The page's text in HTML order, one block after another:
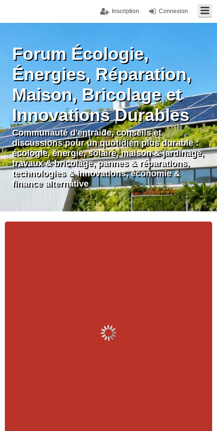
Connexion
Inscription
Forum Écologie,
Énergies, Réparation,
Maison, Bricolage et
Innovations Durables
Communauté d'entraide, conseils et
discussions pour un quotidien plus durable :
écologie, énergie, solaire, maison & jardinage,
travaux & bricolage, pannes & réparations,
technologies & innovations, économie &
finance alternative